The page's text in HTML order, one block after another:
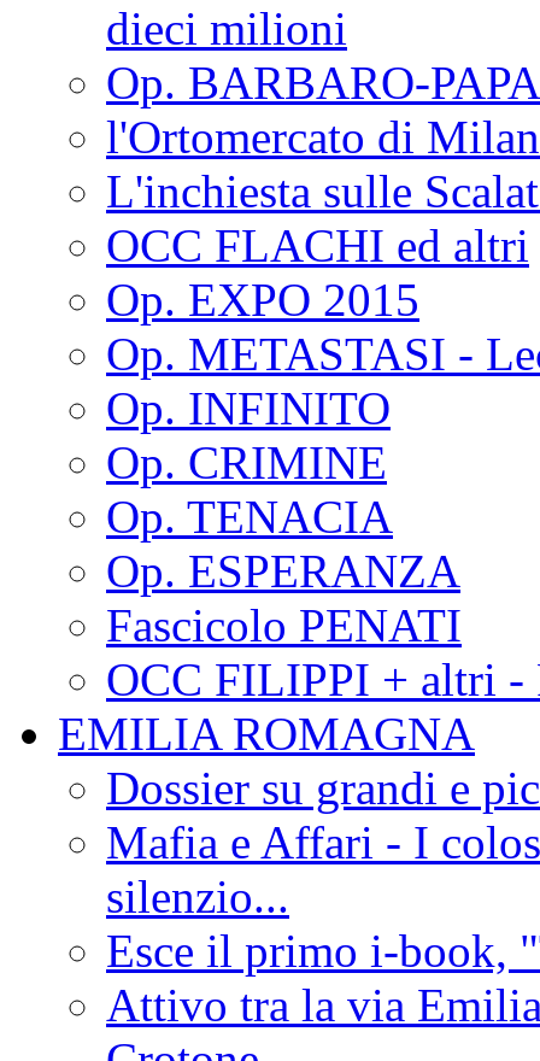
dieci milioni
Op. BARBARO-
l'Ortomercato di
L'inchiesta sulle
OCC FLACHI ed altri
Op. EXPO 2015
Op. METASTASI -
Op. INFINITO
Op. CRIMINE
Op. TENACIA
Op. ESPERANZA
Fascicolo PENATI
OCC FILIPPI + altri -
EMILIA ROMAGNA
Dossier su grandi e
Mafia e Affari - I
silenzio...
Esce il primo i-book,
Attivo tra la via